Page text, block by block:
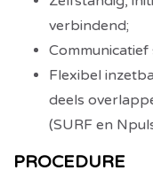
verbindend;
Flexibel
deels
(SURF en
PROCEDURE